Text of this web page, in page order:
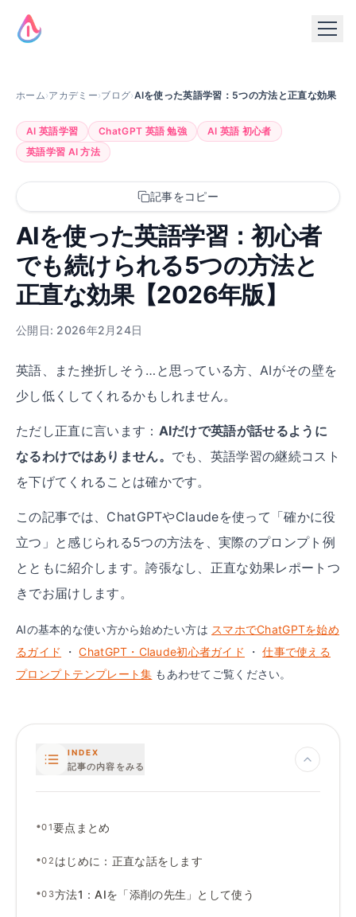
ホーム›アカデミー›ブログ›AIを使った英語学習：5つの方法と正直な効果
AI 英語学習 ChatGPT 英語 勉強
AI 英語 初心者
英語学習 AI 方法
記事をコピー
AIを使った英語学習：初心者
でも続けられる5つの方法と
正直な効果【2026年版】
公開日: 2026年2月24日
英語、また挫折しそう…と思っている方、AIがその壁を
少し低くしてくれるかもしれません。
ただし正直に言います： AIだけで英語が話せるように
なるわけではありません。 でも、英語学習の継続コスト
を下げてくれることは確かです。
この記事では、ChatGPTやClaudeを使って「確かに役
立つ」と感じられる5つの方法を、実際のプロンプト例
とともに紹介します。誇張なし、正直な効果レポートつ
きでお届けします。
AIの基本的な使い方から始めたい方は スマホでChatGPTを始め
るガイド
・ ChatGPT・Claude初心者ガイド ・ 仕事で使える
プロンプトテンプレート集 もあわせてご覧ください。
INDEX
記事の内容をみる
•01要点まとめ
•02 はじめに ： 正直な話をします
•03方法1 ：AIを「添削の先生」として使う